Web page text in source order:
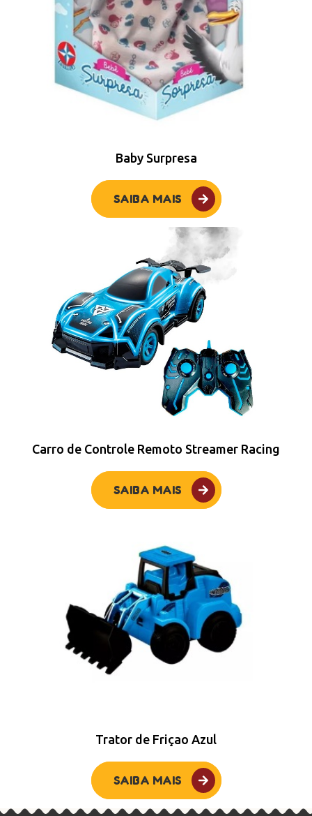
Baby Surpresa
SAIBA MAIS
Carro de Controle Remoto Streamer Racing
SAIBA MAIS
Trator de Friçao Azul
SAIBA MAIS